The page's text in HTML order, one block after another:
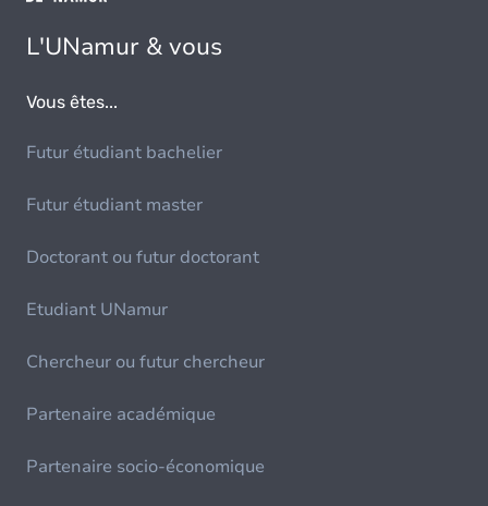
L'UNamur & vous
Vous êtes...
Futur étudiant bachelier
Futur étudiant master
Doctorant ou futur doctorant
Etudiant UNamur
Chercheur ou futur chercheur
Partenaire académique
Partenaire socio-économique